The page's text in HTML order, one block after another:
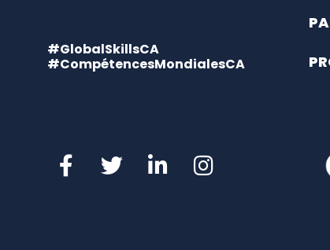
#GlobalSkillsCA
#CompétencesMondialesCA